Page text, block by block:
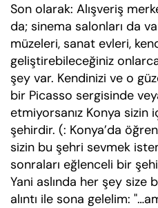
Son olarak: Alışveriş
da; sinema salonları da
müzeleri, sanat evleri,
geliştirebileceğiniz
şey var. Kendinizi ve o
bir Picasso sergisinde
etmiyorsanız Konya sizin
şehirdir. (: Konya’da
sizin bu şehri sevmek
sonraları eğlenceli bir
Yani aslında her şey size
alıntı ile sona gelelim: